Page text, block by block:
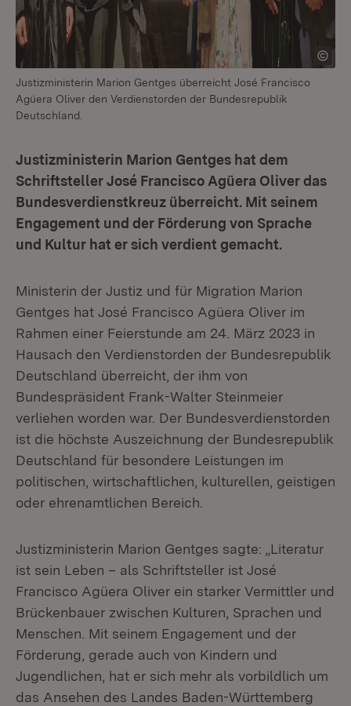
Justizministerin Marion Gentges überreicht José Francisco
Agüera Oliver den Verdienstorden der Bundesrepublik
Deutschland.
Justizministerin Marion Gentges hat dem
Schriftsteller José Francisco Agüera Oliver das
Bundesverdienstkreuz überreicht. Mit seinem
Engagement und der Förderung von Sprache
und Kultur hat er sich verdient gemacht.
Ministerin der Justiz und für Migration Marion
Gentges hat José Francisco Agüera Oliver im
Rahmen einer Feierstunde am 24. März 2023 in
Hausach den Verdienstorden der Bundesrepublik
Deutschland überreicht, der ihm von
Bundespräsident Frank-Walter Steinmeier
verliehen worden war. Der Bundesverdienstorden
ist die höchste Auszeichnung der Bundesrepublik
Deutschland für besondere Leistungen im
politischen, wirtschaftlichen, kulturellen, geistigen
oder ehrenamtlichen Bereich.
Justizministerin Marion Gentges sagte: „Literatur
ist sein Leben – als Schriftsteller ist José
Francisco Agüera Oliver ein starker Vermittler und
Brückenbauer zwischen Kulturen, Sprachen und
Menschen. Mit seinem Engagement und der
Förderung, gerade auch von Kindern und
Jugendlichen, hat er sich mehr als vorbildlich um
das Ansehen des Landes Baden-Württemberg